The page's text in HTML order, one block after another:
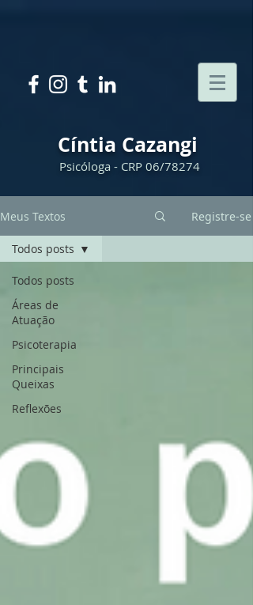
Cíntia Cazangi
Psicóloga - CRP 06/78274
Meus Textos Registre-se
Todos posts
Áreas de
Atuação
Psicoterapia
Principais
Queixas
Reflexões
Todos posts